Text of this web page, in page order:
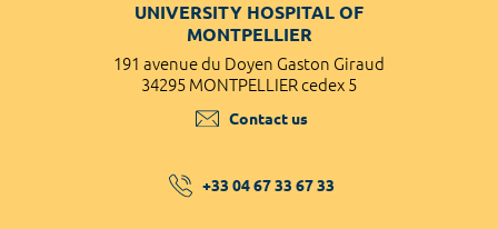
UNIVERSITY HOSPITAL OF
MONTPELLIER
191 avenue du Doyen Gaston Giraud
34295 MONTPELLIER cedex 5
Contact us
+33 04 67 33 67 33